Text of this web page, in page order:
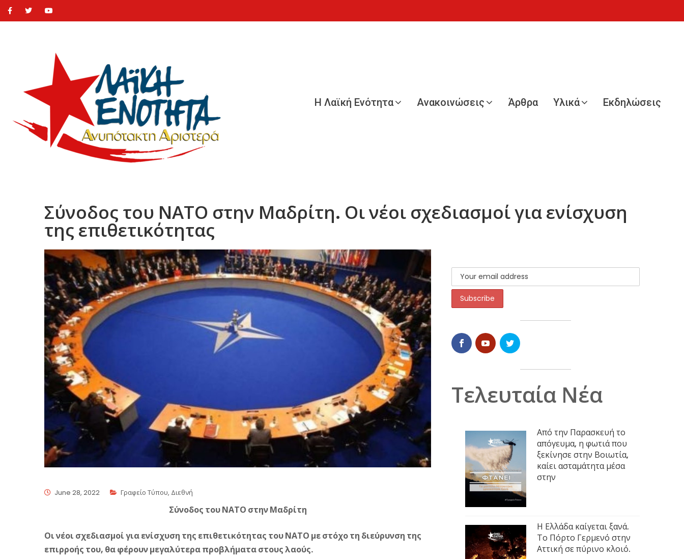
Η Λαϊκή Ενότητα Ανακοινώσεις Άρθρα Υλικά Εκδηλώσεις
Σύνοδος του ΝΑΤΟ στην Μαδρίτη. Οι νέοι σχεδιασμοί για ενίσχυση
της επιθετικότητας
June 28, 2022 Γραφείο Τύπου, Διεθνή
Σύνοδος του ΝΑΤΟ στην Μαδρίτη
Οι νέοι σχεδιασμοί για ενίσχυση της επιθετικότητας του ΝΑΤΟ με στόχο τη διεύρυνση της
επιρροής του, θα φέρουν μεγαλύτερα προβλήματα στους λαούς.
Τελευταία Νέα
Από την Παρασκευή το
απόγευμα, η φωτιά που
ξεκίνησε στην Βοιωτία,
καίει ασταμάτητα μέσα
στην
Η Ελλάδα καίγεται ξανά.
Το Πόρτο Γερμενό στην
Αττική σε πύρινο κλοιό.